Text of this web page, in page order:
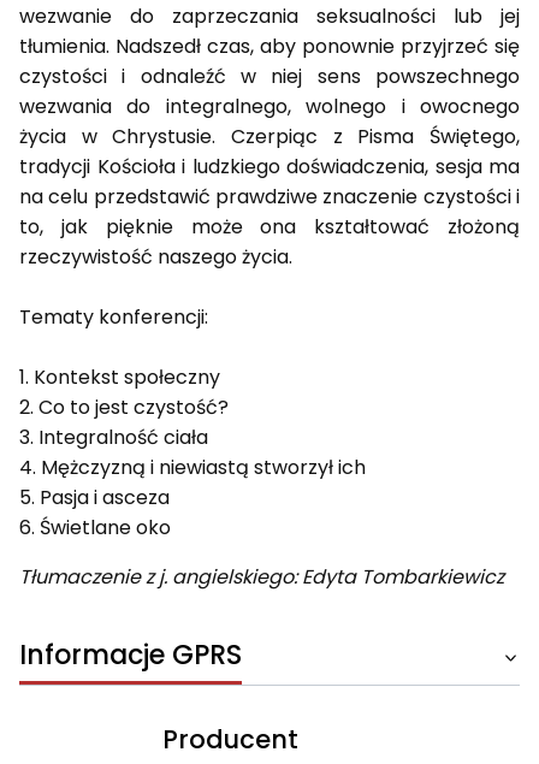
wezwanie do zaprzeczania seksualności lub jej
tłumienia. Nadszedł czas, aby ponownie przyjrzeć się
czystości i odnaleźć w niej sens powszechnego
wezwania do integralnego, wolnego i owocnego
życia w Chrystusie. Czerpiąc z Pisma Świętego,
tradycji Kościoła i ludzkiego doświadczenia, sesja ma
na celu przed­sta­wić prawdziwe znaczenie czystości i
to, jak pięknie może ona kształtować złożoną
rzeczywistość naszego życia.
Tematy konferencji:
1. Kontekst społeczny
2. Co to jest czystość?
3. Integralność ciała
4. Mężczyzną i niewiastą stworzył ich
5. Pasja i asceza
6. Świetlane oko
Tłumaczenie z j. angielskiego: Edyta Tombarkiewicz
Informacje GPRS
Producent